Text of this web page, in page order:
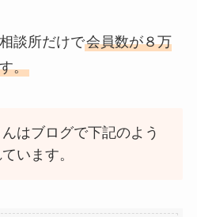
談所だけで会員数が８万
。
はブログで下記のよう
います。